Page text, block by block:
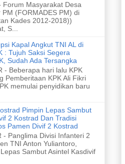
Forum Masyarakat Desa
PM (FORMADES PM) di
Kades 2012-2018))
S...
Kapal Angkut TNI AL di
: Tujuh Saksi Segera
Sudah Ada Tersangka
- Beberapa hari lalu KPK
Pemberitaan KPK Ali Fikri
memulai penyidikan baru
Pimpin Lepas Sambut
2 Kostrad Dan Tradisi
Pamen Divif 2 Kostrad
- Panglima Divisi Infanteri 2
TNI Anton Yuliantoro,
Sambut Asintel Kasdivif